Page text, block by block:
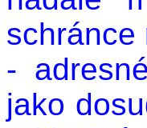
schránce
-
jako